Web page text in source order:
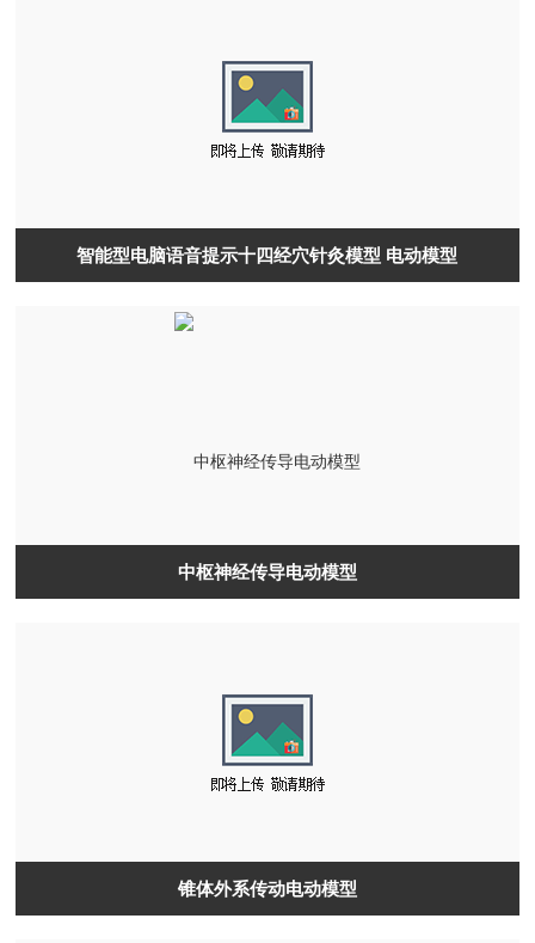
智能型电脑语音提示十四经穴针灸模型 电动模型
中枢神经传导电动模型
锥体外系传动电动模型